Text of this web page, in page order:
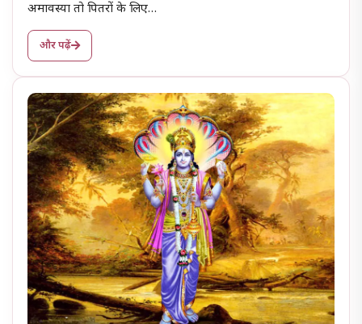
अमावस्या तो पितरों के लिए…
और पढ़ें